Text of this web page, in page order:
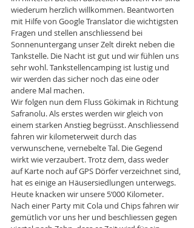
wiederum herzlich willkommen. Beantworten
mit Hilfe von Google Translator die wichtigsten
Fragen und stellen anschliessend bei
Sonnenuntergang unser Zelt direkt neben die
Tankstelle. Die Nacht ist gut und wir fühlen uns
sehr wohl. Tankstellencamping ist lustig und
wir werden das sicher noch das eine oder
andere Mal machen.
Wir folgen nun dem Fluss Gökimak in Richtung
Safranolu. Als erstes werden wir gleich von
einem starken Anstieg begrüsst. Anschliessend
fahren wir kilometerweit durch das
verwunschene, vernebelte Tal. Die Gegend
wirkt wie verzaubert. Trotz dem, dass weder
auf Karte noch auf GPS Dörfer verzeichnet sind,
hat es einige an Häusersiedlungen unterwegs.
Heute knacken wir unsere 5‘000 Kilometer.
Nach einer Party mit Cola und Chips fahren wir
gemütlich vor uns her und beschliessen gegen